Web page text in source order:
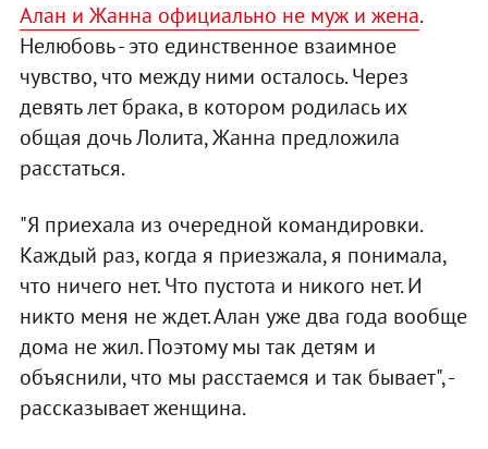
Алан и Жанна официально не муж и жена.
Нелюбовь - это единственное взаимное
чувство, что между ними осталось. Через
девять лет брака, в котором родилась их
общая дочь Лолита, Жанна предложила
расстаться.
"Я приехала из очередной командировки.
Каждый раз, когда я приезжала, я понимала,
что ничего нет. Что пустота и никого нет. И
никто меня не ждет. Алан уже два года вообще
дома не жил. Поэтому мы так детям и
объяснили, что мы расстаемся и так бывает", -
рассказывает женщина.